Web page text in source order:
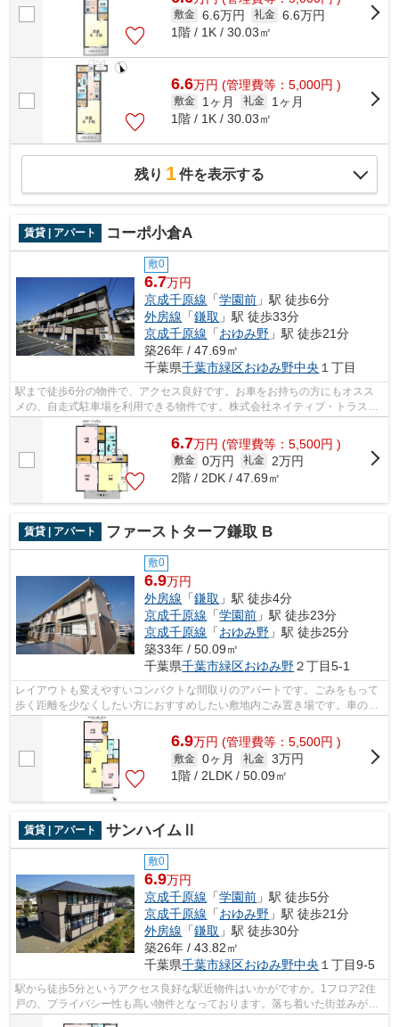
敷金 6.6万円 礼金 6.6万円
1階 / 1K / 30.03㎡
6.6万円 (管理費等：5,000円 )
敷金 1ヶ月 礼金
1ヶ月
1階 / 1K / 30.03㎡
残り 1件を表示する
賃貸 | アパート コーポ小倉A
敷0
6.7万円
京成千原線 「学園前 」駅 徒歩6分
外房線 「鎌取 」駅 徒歩33分
京成千原線 「おゆみ野 」駅 徒歩21分
築26年 / 47.69㎡
千葉県千葉市緑区おゆみ野中央 １丁目
駅まで徒歩6分の物件で、アクセス良好です。お車をお持ちの方にもオスス
メの、自走式駐車場を利用できる物件です。株式会社ネイティブ・トラスト
には千葉市緑区エリアの賃貸情報が豊富...
6.7万円 (管理費等：5,500円 )
敷金 0万円 礼金
2万円
2階 / 2DK / 47.69㎡
賃貸 | アパート ファーストターフ鎌取 B
敷0
6.9万円
外房線 「鎌取 」駅 徒歩4分
京成千原線 「学園前 」駅 徒歩23分
京成千原線 「おゆみ野 」駅 徒歩25分
築33年 / 50.09㎡
千葉県千葉市緑区おゆみ野２丁目5-1
レイアウトも変えやすいコンパクトな間取りのアパートです。ごみをもって
歩く距離を少なくしたい方におすすめしたい敷地内ごみ置き場です。車の出
し入れも簡単な自走式駐車場有。周辺...
6.9万円 (管理費等：5,500円 )
敷金 0ヶ月 礼金 3万円
1階 / 2LDK / 50.09㎡
賃貸 | アパート サンハイムⅡ
敷0
6.9万円
京成千原線 「学園前 」駅 徒歩5分
京成千原線 「おゆみ野 」駅 徒歩21分
外房線 「鎌取 」駅 徒歩30分
築26年 / 43.82㎡
千葉県千葉市緑区おゆみ野中央 １丁目9-5
駅から徒歩5分というアクセス良好な駅近物件はいかがですか。1フロア2住
戸の、プライバシー性も高い物件となっております。落ち着いた街並みが魅
力のアパートはこちらです。今や必需品...